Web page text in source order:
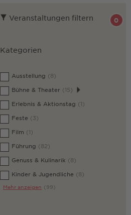
Veranstaltungen filtern 0
Kategorien
Ausstellung (8)
Bühne & Theater (15)
Erlebnis & Aktionstag (1)
Feste (3)
Film (1)
Führung (82)
Genuss & Kulinarik (8)
Kinder & Jugendliche (8)
Mehr anzeigen (99)